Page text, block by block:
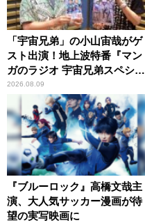
「宇宙兄弟」の小山宙哉がゲ
スト出演！地上波特番『マン
ガのラジオ 宇宙兄弟スペシャ
ル 』
2026.08.09
『ブルーロック』高橋文哉主
演、大人気サッカー漫画が待
望の実写映画に